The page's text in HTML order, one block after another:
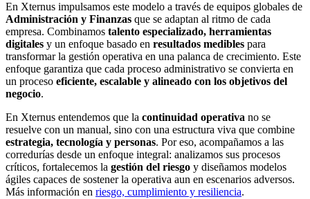
En Xternus impulsamos este modelo a través de equipos globales de
Administración y Finanzas que se adaptan al ritmo de cada
empresa. Combinamos talento especializado, herramientas
digitales y un enfoque basado en resultados medibles para
transformar la gestión operativa en una palanca de crecimiento. Este
enfoque garantiza que cada proceso administrativo se convierta en
un proceso eficiente, escalable y alineado con los objetivos del
negocio.
En Xternus entendemos que la continuidad operativa no se
resuelve con un manual, sino con una estructura viva que combine
estrategia, tecnología y personas. Por eso, acompañamos a las
corredurías desde un enfoque integral: analizamos sus procesos
críticos, fortalecemos la gestión del riesgo y diseñamos modelos
ágiles capaces de sostener la operativa aun en escenarios adversos.
Más información en riesgo, cumplimiento y resiliencia.